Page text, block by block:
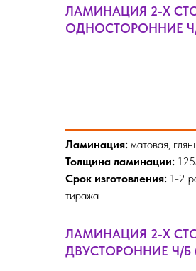
ЛАМИНАЦИЯ 2-Х
ОДНОСТОРОННИЕ Ч/
Ламинация: матовая,
Толщина ламинации:
Срок изготовления: 1-2
тиража
ЛАМИНАЦИЯ 2-Х
ДВУСТОРОННИЕ Ч/Б